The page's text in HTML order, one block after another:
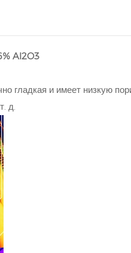
Al2O3
гладкая и имеет низкую
д.